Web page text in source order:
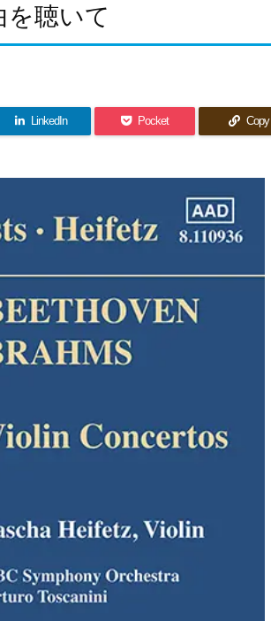
聴いて
LinkedIn Pocket Copy